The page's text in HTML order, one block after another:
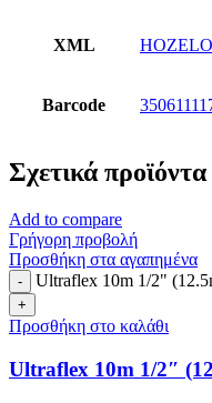
XML
Barcode
Σχετικά προϊόντα
Add to compare
Γρήγορη προβολή
Προσθήκη στα αγαπημένα
Ultraflex 10m 1/2"
Προσθήκη στο καλάθι
Ultraflex 10m 1/2″